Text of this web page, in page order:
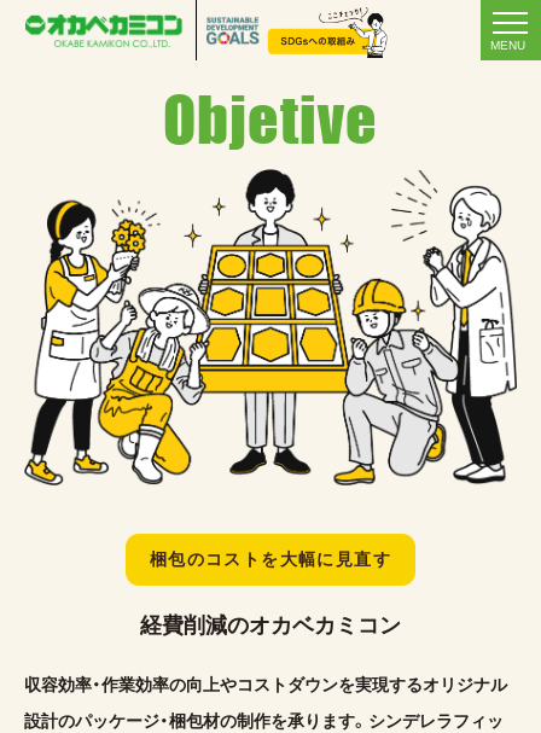
MENU
Objetive
梱包のコストを大幅に見直す
経費削減のオカベカミコン
収容効率・作業効率の向上やコストダウンを実現するオリジナル
設計のパッケージ・梱包材の制作を承ります。シンデレラフィッ